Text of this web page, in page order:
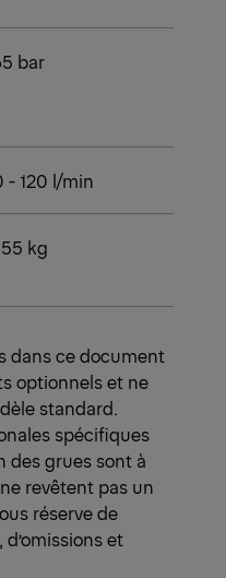
bar
- 120 l/min
kg
dans ce document
optionnels et ne
standard.
spécifiques
des grues sont à
revêtent pas un
réserve de
et